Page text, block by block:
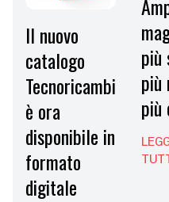
Il nuovo
catalogo
Tecnoricambi
è ora
disponibile in
formato
digitale
più
più
più